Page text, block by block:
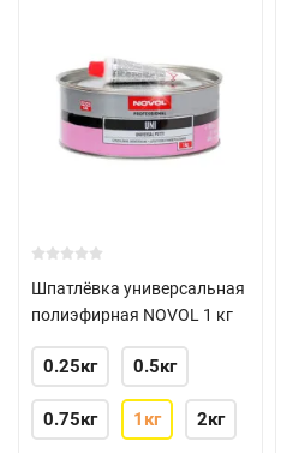
Шпатлёвка универсальная
полиэфирная NOVOL 1 кг
0.25кг 0.5кг
0.75кг 1кг 2кг